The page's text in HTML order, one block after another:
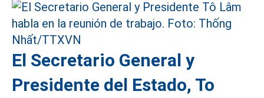
El Secretario General y
Presidente del Estado, To